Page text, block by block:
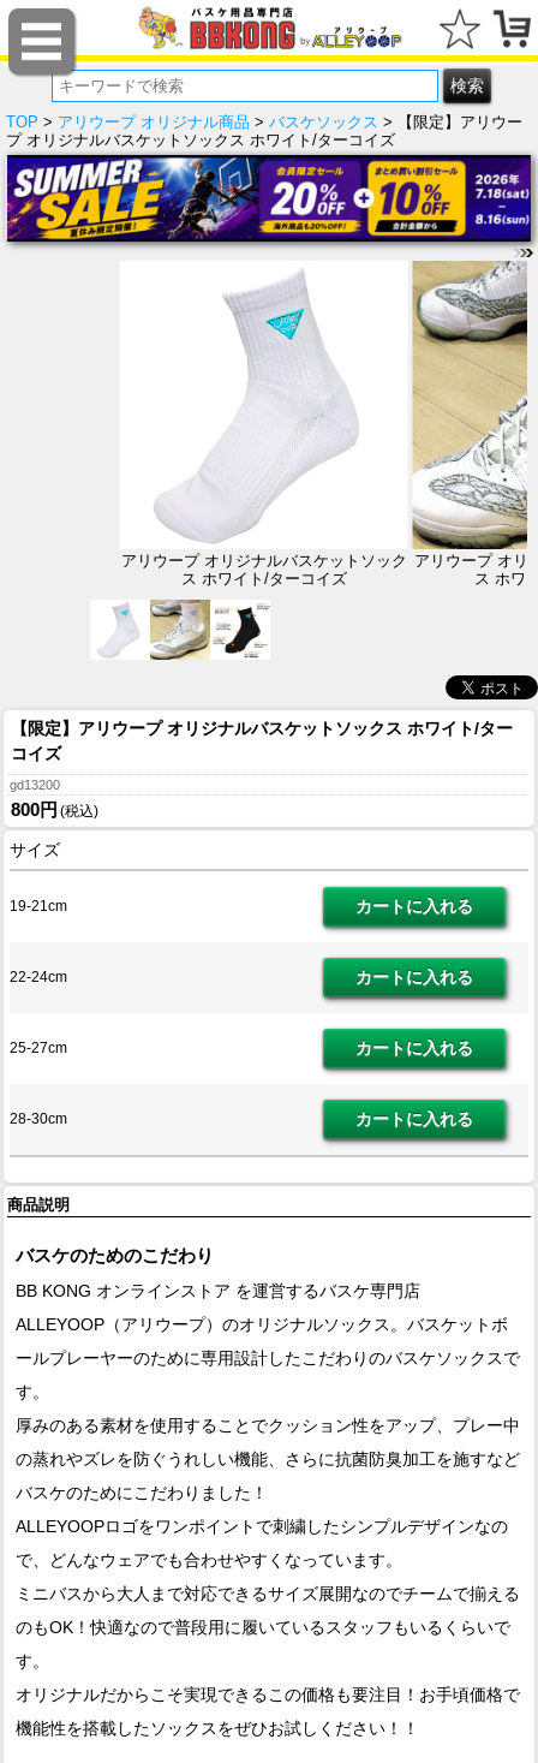
TOP > アリウープ オリジナル商品 > バスケソックス > 【限定】アリウー
プ オリジナルバスケットソックス ホワイト/ターコイズ
アリウープ オリジナルバスケットソック
ス ホワイト/ターコイズ
アリウープ オリ
ス ホワ
【限定】アリウープ オリジナルバスケットソックス ホワイト/ター
コイズ
gd13200
800円 (税込)
サイズ
19-21cm
22-24cm
25-27cm
28-30cm
商品説明
バスケのためのこだわり
BB KONG オンラインストア を運営するバスケ専門店
ALLEYOOP（アリウープ）のオリジナルソックス。バスケットボ
ールプレーヤーのために専用設計したこだわりのバスケソックスで
す。
厚みのある素材を使用することでクッション性をアップ、プレー中
の蒸れやズレを防ぐうれしい機能、さらに抗菌防臭加工を施すなど
バスケのためにこだわりました！
ALLEYOOPロゴをワンポイントで刺繍したシンプルデザインなの
で、どんなウェアでも合わせやすくなっています。
ミニバスから大人まで対応できるサイズ展開なのでチームで揃える
のもOK！快適なので普段用に履いているスタッフもいるくらいで
す。
オリジナルだからこそ実現できるこの価格も要注目！お手頃価格で
機能性を搭載したソックスをぜひお試しください！！